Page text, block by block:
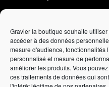
Gravier la boutique souhaite
accéder à des données
mesure d'audience, fonctionnalités
personnalisé et mesure de
améliorer les produits. Vous
ces traitements de données qui